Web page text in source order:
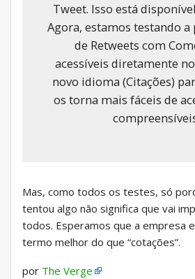
Tweet. Isso está
Agora, estamos testando
de Retweets com
acessíveis diretamente
novo idioma (Citações)
os torna mais fáceis de
Mas, como todos os testes, só
tentou algo não significa que vai
todos. Esperamos que a empresa
termo melhor do que “cotações”.
por The Verge